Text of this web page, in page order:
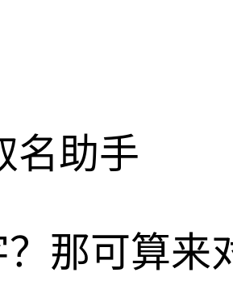
名助手
那可算来